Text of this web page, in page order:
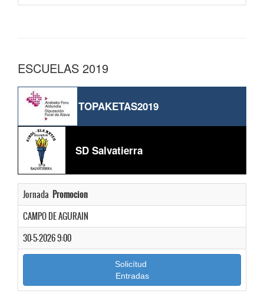
ESCUELAS 2019
TOPAKETAS2019
SD Salvatierra
Jornada Promocion
CAMPO DE AGURAIN
30-5-2026 9:00
Solicítud
Entradas